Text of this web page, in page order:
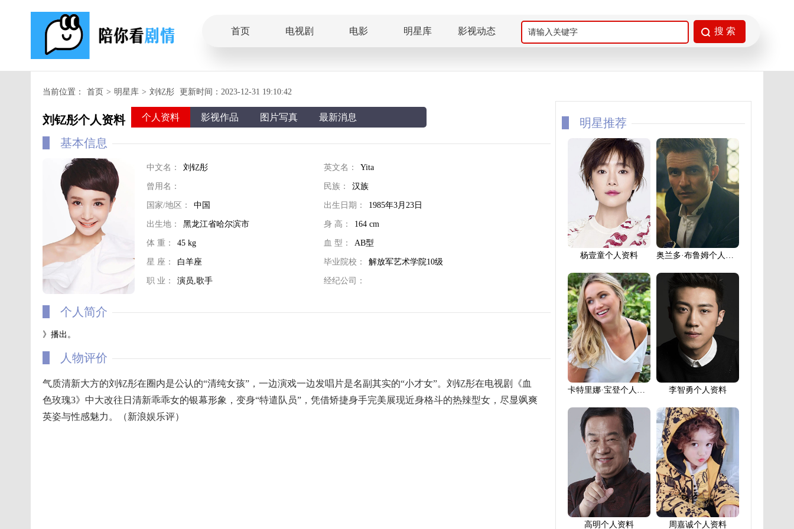
首页 电视剧 电影 明星库 影视动态
当前位置： 首页 > 明星库 > 刘钇彤 更新时间：2023-12-31 19:10:42
刘钇彤个人资料 个人资料 影视作品 图片写真 最新消息
基本信息
中文名： 刘钇彤 英文名： Yita
曾用名： 民族： 汉族
国家/地区： 中国 出生日期： 1985年3月23日
出生地： 黑龙江省哈尔滨市 身 高： 164 cm
体 重： 45 kg 血 型： AB型
星 座： 白羊座 毕业院校： 解放军艺术学院10级
职 业： 演员,歌手 经纪公司：
个人简介
》播出。
人物评价
气质清新大方的刘钇彤在圈内是公认的“清纯女孩”，一边演戏一边发唱片是名副其实的“小才女”。刘钇彤在电视剧《血
色玫瑰3》中大改往日清新乖乖女的银幕形象，变身“特遣队员”，凭借矫捷身手完美展现近身格斗的热辣型女，尽显飒爽
英姿与性感魅力。（新浪娱乐评）
明星推荐
杨壹童个人资料 奥兰多·布鲁姆个人资料
卡特里娜·宝登个人资料 李智勇个人资料
高明个人资料 周嘉诚个人资料